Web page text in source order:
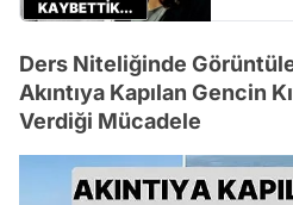
Ders Niteliğinde
Akıntıya Kapılan Gencin
Verdiği Mücadele